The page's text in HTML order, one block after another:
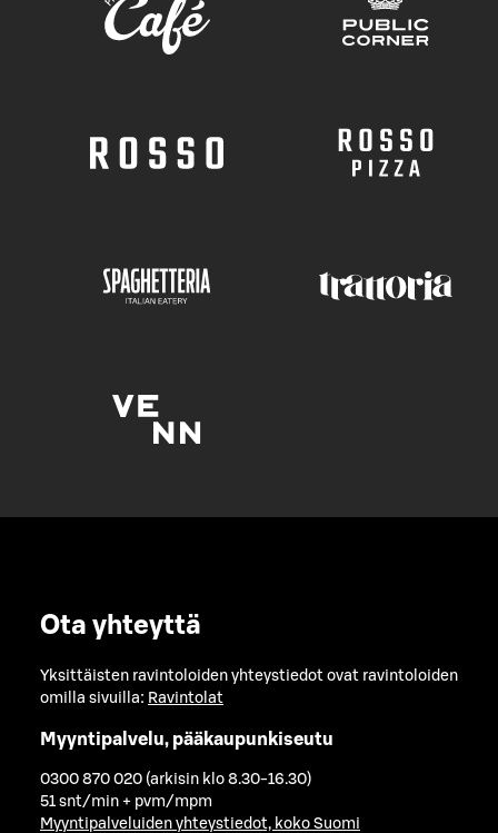
Ota yhteyttä
Yksittäisten ravintoloiden yhteystiedot ovat ravintoloiden
omilla sivuilla: Ravintolat
Myyntipalvelu, pääkaupunkiseutu
0300 870 020 (arkisin klo 8.30-16.30)
51 snt/min + pvm/mpm
Myyntipalveluiden yhteystiedot, koko Suomi